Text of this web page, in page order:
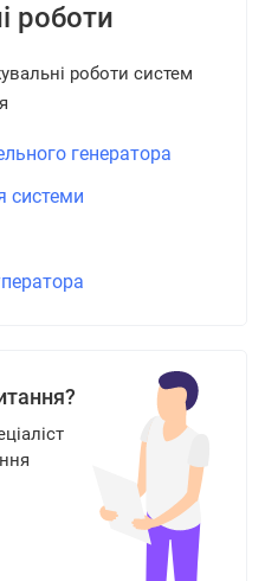
роботи
роботи систем
генератора
системи